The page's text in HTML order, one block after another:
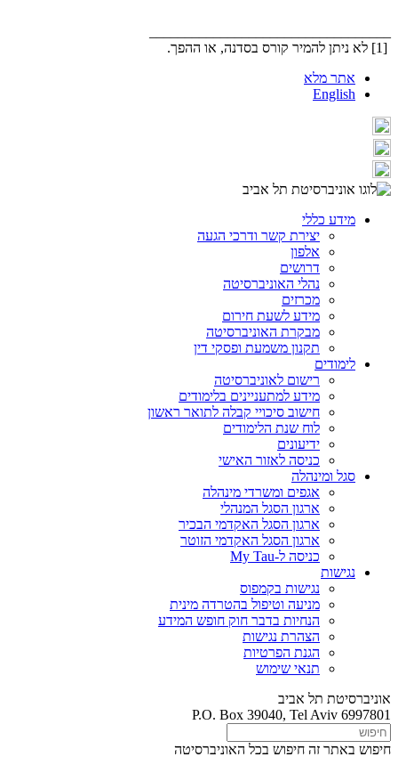
[1] לא ניתן להמיר קורס בסדנה, או ההפך.
אתר מלא
English
מידע כללי
יצירת קשר ודרכי הגעה
אלפון
דרושים
נהלי האוניברסיטה
מכרזים
מידע לשעת חירום
מבקרת האוניברסיטה
תקנון משמעת ופסקי דין
לימודים
רישום לאוניברסיטה
מידע למתעניינים בלימודים
חישוב סיכויי קבלה לתואר ראשון
לוח שנת הלימודים
ידיעונים
כניסה לאזור האישי
סגל ומינהלה
אגפים ומשרדי מינהלה
ארגון הסגל המנהלי
ארגון הסגל האקדמי הבכיר
ארגון הסגל האקדמי הזוטר
כניסה ל-My Tau
נגישות
נגישות בקמפוס
מניעה וטיפול בהטרדה מינית
הנחיות בדבר חוק חופש המידע
הצהרת נגישות
הגנת הפרטיות
תנאי שימוש
אוניברסיטת תל אביב
P.O. Box 39040, Tel Aviv 6997801
חיפוש באתר זה חיפוש בכל האוניברסיטה